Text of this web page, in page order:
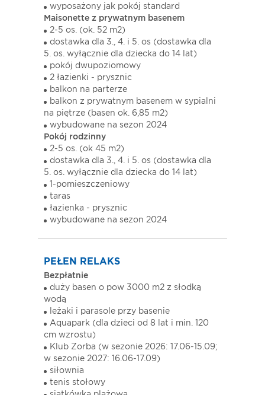
wyposażony jak pokój standard
Maisonette z prywatnym basenem
2-5 os. (ok. 52 m2)
dostawka dla 3., 4. i 5. os (dostawka dla
5. os. wyłącznie dla dziecka do 14 lat)
pokój dwupoziomowy
2 łazienki - prysznic
balkon na parterze
balkon z prywatnym basenem w sypialni
na piętrze (basen ok. 6,85 m2)
wybudowane na sezon 2024
Pokój rodzinny
2-5 os. (ok 45 m2)
dostawka dla 3., 4. i 5. os (dostawka dla
5. os. wyłącznie dla dziecka do 14 lat)
1-pomieszczeniowy
taras
łazienka - prysznic
wybudowane na sezon 2024
PEŁEN RELAKS
Bezpłatnie
duży basen o pow 3000 m2 z słodką
wodą
leżaki i parasole przy basenie
Aquapark (dla dzieci od 8 lat i min. 120
cm wzrostu)
Klub Zorba (w sezonie 2026: 17.06-15.09;
w sezonie 2027: 16.06-17.09)
siłownia
tenis stołowy